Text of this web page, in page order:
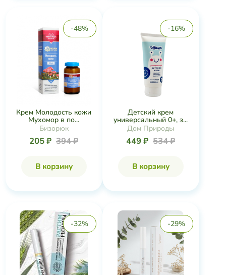
-48%
Крем Молодость кожи
Мухомор в по...
Бизорюк
205 ₽ 394 ₽
В корзину
-16%
Детский крем
универсальный 0+, з...
Дом Природы
449 ₽ 534 ₽
В корзину
-32% -29%